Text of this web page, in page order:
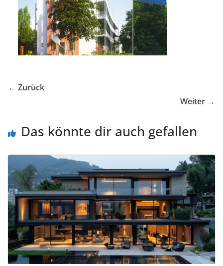
← Zurück
Weiter →
Das könnte dir auch gefallen